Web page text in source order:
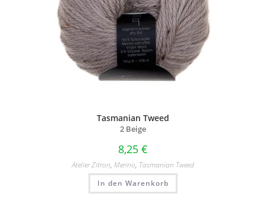
Tasmanian Tweed
2 Beige
8,25 €
Atelier Zitron, Merino, Tasmanian Tweed
In den Warenkorb